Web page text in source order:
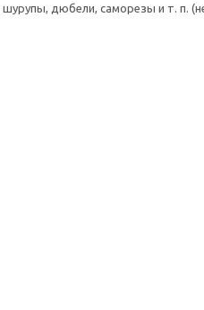
дюбели, саморезы и т. п.